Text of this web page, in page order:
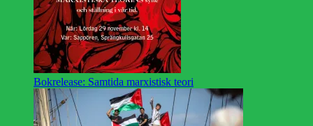
Bokrelease: Samtida marxistisk teori